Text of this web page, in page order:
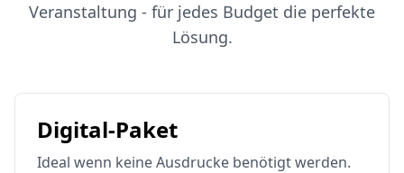
Veranstaltung - für jedes Budget die perfekte
Lösung.
Digital-Paket
Ideal wenn keine Ausdrucke benötigt werden.